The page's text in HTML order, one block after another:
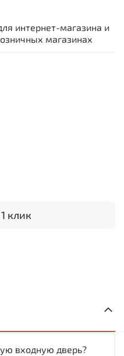
клик
интернет-магазина и
магазинах
входную дверь?